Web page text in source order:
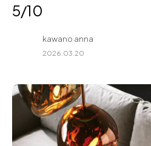
About us
Recruit
5/10
kawano anna
2026.03.20